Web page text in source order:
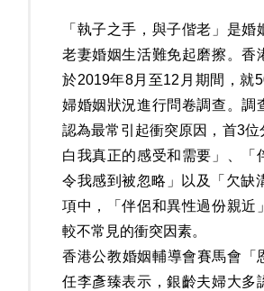
「執子之手，與子偕老」是婚
老妻婚姻生活難免起磨擦。香
於2019年8月至12月期間，就
婦婚姻狀況進行問卷調查。調
認為最常引起衝突原因，首3位
白我真正的感受和需要」、「
令我感到被忽略」以及「欠缺
項中，「伴侶和異性過份親近
較不常見的衝突因素。
香港公教婚姻輔導會賽馬會「
任李彥臻表示，銀齡夫婦大多